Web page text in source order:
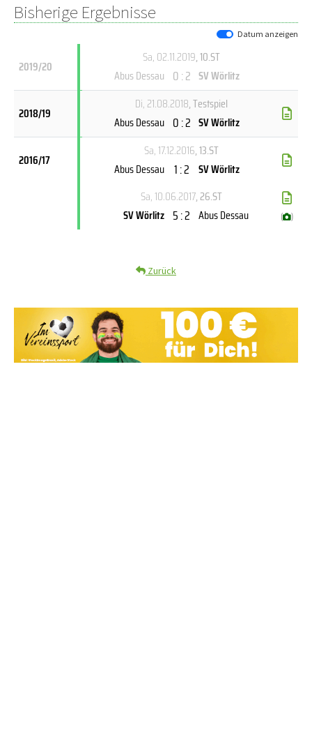
Bisherige Ergebnisse
Datum anzeigen
2019/20
Sa, 02.11.2019, 10.ST
Abus Dessau 0 : 2 SV Wörlitz
2018/19
Di, 21.08.2018, Testspiel
Abus Dessau 0 : 2 SV Wörlitz
2016/17
Sa, 17.12.2016, 13.ST
Abus Dessau 1 : 2 SV Wörlitz
Sa, 10.06.2017, 26.ST
SV Wörlitz 5 : 2 Abus Dessau ( )
Zurück